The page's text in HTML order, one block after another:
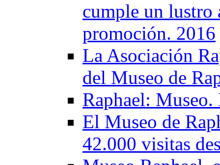
cumple un lustro
promoción. 2016
La Asociación
del Museo de
Raphael:
El Museo de
42.000 visitas